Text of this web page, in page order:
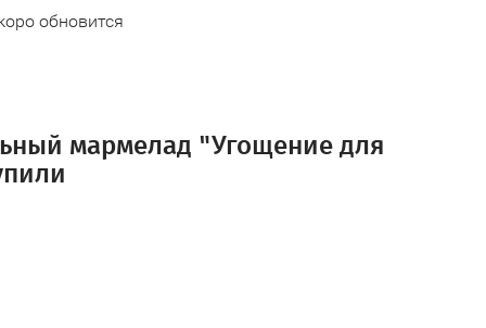
обновится
мармелад "Угощение для